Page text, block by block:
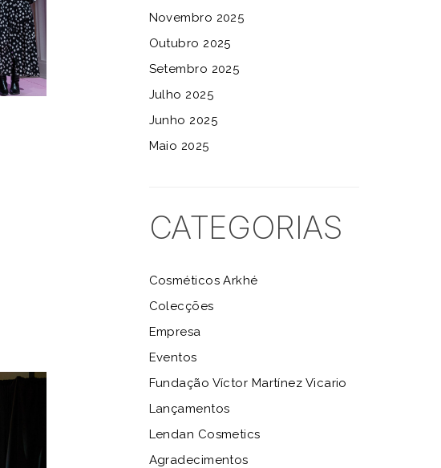
Novembro 2025
Outubro 2025
Setembro 2025
Julho 2025
Junho 2025
Maio 2025
CATEGORIAS
Cosméticos Arkhé
Colecções
Empresa
Eventos
Fundação Víctor Martínez Vicario
Lançamentos
Lendan Cosmetics
Agradecimentos